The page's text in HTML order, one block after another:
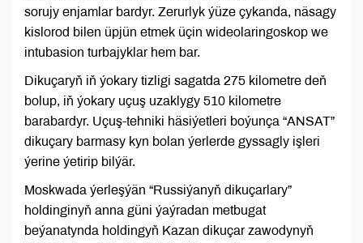
sorujy enjamlar bardyr. Zerurlyk ýüze çykanda, näsagy
kislorod bilen üpjün etmek üçin wideolaringoskop we
intubasion turbajyklar hem bar.
Dikuçaryň iň ýokary tizligi sagatda 275 kilometre deň
bolup, iň ýokary uçuş uzaklygy 510 kilometre
barabardyr. Uçuş-tehniki häsiýetleri boýunça “ANSAT”
dikuçary barmasy kyn bolan ýerlerde gyssagly işleri
ýerine ýetirip bilýär.
Moskwada ýerleşýän “Russiýanyň dikuçarlary”
holdinginyň anna güni ýaýradan metbugat
beýanatynda holdingyň Kazan dikuçar zawodynyň